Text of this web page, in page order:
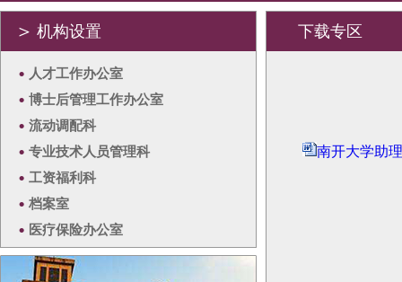
＞ 机构设置
• 人才工作办公室
• 博士后管理工作办公室
• 流动调配科
• 专业技术人员管理科
• 工资福利科
• 档案室
• 医疗保险办公室
下载专区
南开大学助